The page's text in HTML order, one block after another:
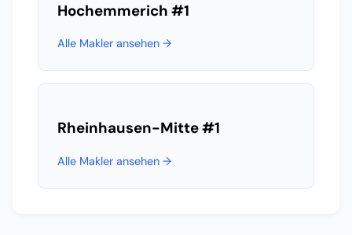
Hochemmerich #1
Alle Makler ansehen →
Rheinhausen-Mitte#1
Alle Makler ansehen →